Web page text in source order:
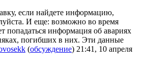
если найдете информацию,
И еще: возможно во время
попадаться информация об авариях
погибших в них. Эти данные
(обсуждение) 21:41, 10 апреля